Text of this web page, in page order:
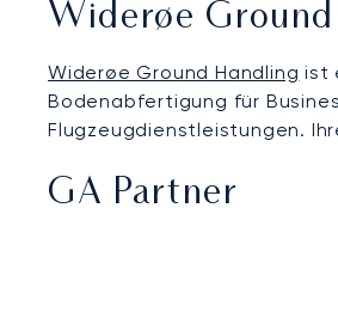
Widerøe
Widerøe Ground Handling ist
Bodenabfertigung für
Flugzeugdienstleistungen.
GA Partner